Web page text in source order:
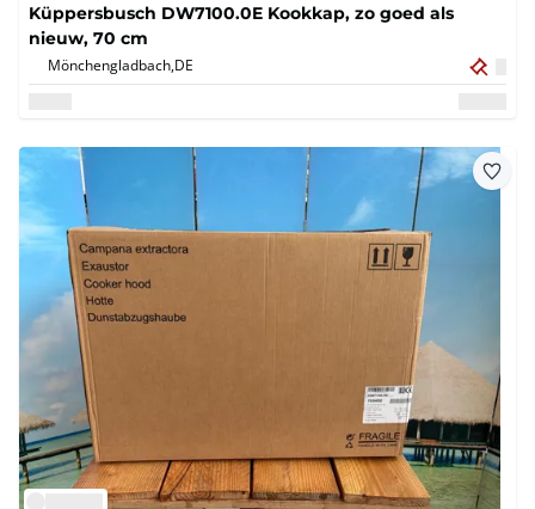
Küppersbusch DW7100.0E Kookkap, zo goed als
nieuw, 70 cm
Mönchengladbach,DE